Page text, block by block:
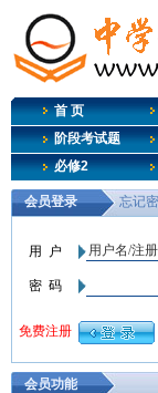
首 页
阶段考试题
必修2
会员功能